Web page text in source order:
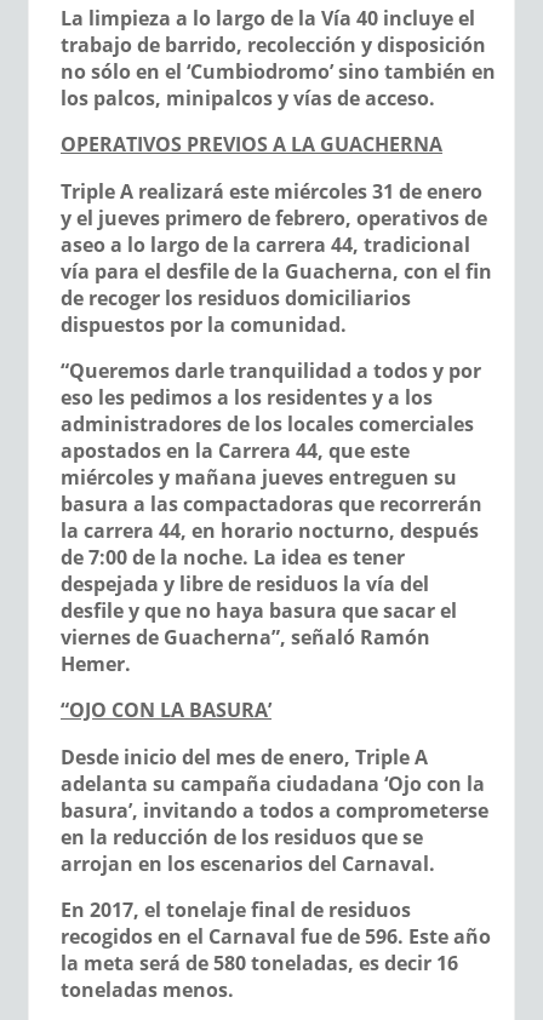
La limpieza a lo largo de la Vía 40 incluye el
trabajo de barrido, recolección y disposición
no sólo en el ‘Cumbiodromo’ sino también en
los palcos, minipalcos y vías de acceso.
OPERATIVOS PREVIOS A LA GUACHERNA
Triple A realizará este miércoles 31 de enero
y el jueves primero de febrero, operativos de
aseo a lo largo de la carrera 44, tradicional
vía para el desfile de la Guacherna, con el fin
de recoger los residuos domiciliarios
dispuestos por la comunidad.
“Queremos darle tranquilidad a todos y por
eso les pedimos a los residentes y a los
administradores de los locales comerciales
apostados en la Carrera 44, que este
miércoles y mañana jueves entreguen su
basura a las compactadoras que recorrerán
la carrera 44, en horario nocturno, después
de 7:00 de la noche. La idea es tener
despejada y libre de residuos la vía del
desfile y que no haya basura que sacar el
viernes de Guacherna”, señaló Ramón
Hemer.
“OJO CON LA BASURA’
Desde inicio del mes de enero, Triple A
adelanta su campaña ciudadana ‘Ojo con la
basura’, invitando a todos a comprometerse
en la reducción de los residuos que se
arrojan en los escenarios del Carnaval.
En 2017, el tonelaje final de residuos
recogidos en el Carnaval fue de 596. Este año
la meta será de 580 toneladas, es decir 16
toneladas menos.